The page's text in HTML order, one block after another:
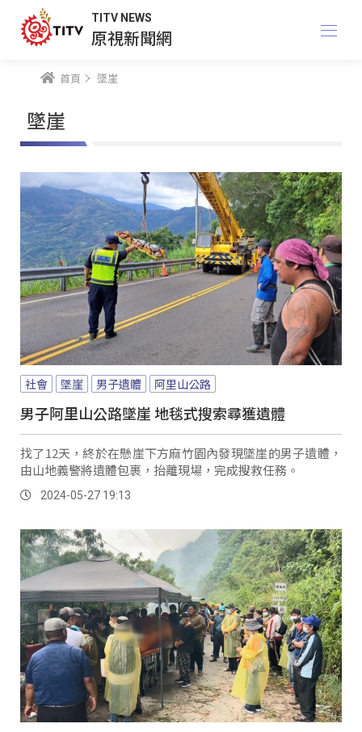
TITV NEWS
原視新聞網
首頁 墜崖
墜崖
社會 墜崖 男子遺體 阿里山公路
男子阿里山公路墜崖 地毯式搜索尋獲遺體
找了12天，終於在懸崖下方麻竹園內發現墜崖的男子遺體，
由山地義警將遺體包裹，抬離現場，完成搜救任務。
2024-05-27 19:13